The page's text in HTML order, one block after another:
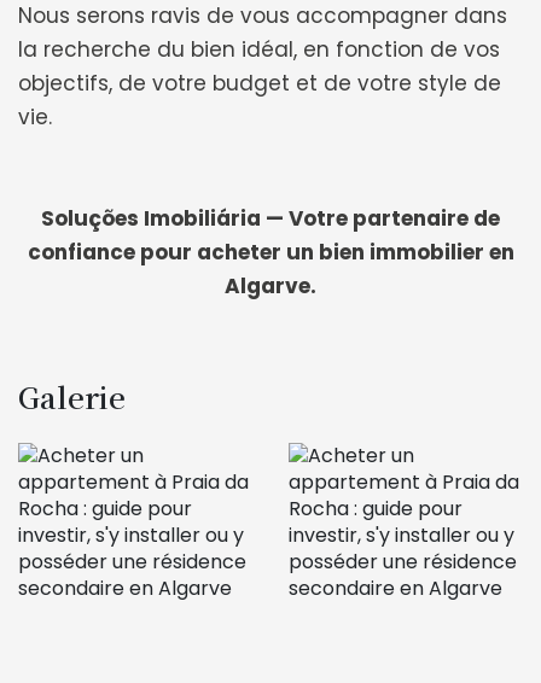
Nous serons ravis de vous accompagner dans
la recherche du bien idéal, en fonction de vos
objectifs, de votre budget et de votre style de
vie.
Soluções Imobiliária — Votre partenaire de
confiance pour acheter un bien immobilier en
Algarve.
Galerie